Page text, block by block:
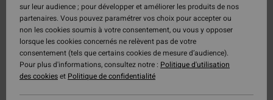
sur leur audience ; pour développer et améliorer les produits de nos
partenaires. Vous pouvez paramétrer vos choix pour accepter ou
non les cookies soumis à votre consentement, ou vous y opposer
lorsque les cookies concernés ne relèvent pas de votre
consentement (tels que certains cookies de mesure d’audience).
Pour plus d'informations, consultez notre : Politique d'utilisation
des cookieset Politique de confidentialité